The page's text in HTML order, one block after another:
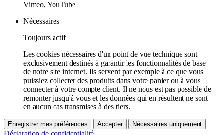
Vimeo, YouTube
Nécessaires
Toujours actif
Les cookies nécessaires d'un point de vue technique sont
exclusivement destinés à garantir les fonctionnalités de base
de notre site internet. Ils servent par exemple à ce que vous
puissiez collecter des produits dans votre panier ou à vous
connecter à votre compte client. Il ne nous est pas possible de
remonter jusqu'à vous et les données qui en résultent ne sont
en aucun cas transmises à des tiers.
Enregistrer mes préférences Accepter Nécessaires uniquement
Déclaration de confidentialité